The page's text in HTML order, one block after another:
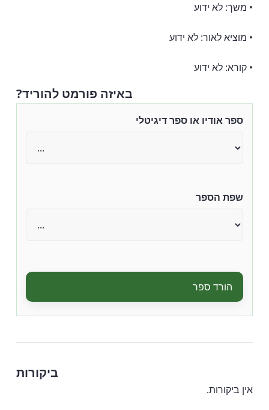
• משך: לא ידוע
• מוציא לאור: לא ידוע
• קורא: לא ידוע
באיזה פורמט להוריד?
ספר אודיו או ספר דיגיטלי
שפת הספר
הורד ספר
ביקורות
אין ביקורות.